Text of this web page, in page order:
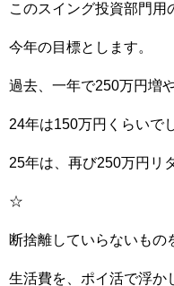
このスイング投資部門用
今年の目標とします。
過去、一年で250万円増
24年は150万円くらいで
25年は、再び250万円リ
☆
断捨離していらないもの
生活費を、ポイ活で浮か